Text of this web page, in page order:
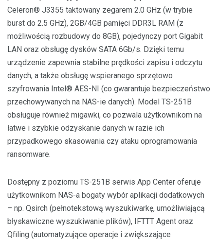
Celeron® J3355 taktowany zegarem 2.0 GHz (w trybie
burst do 2.5 GHz), 2GB/4GB pamięci DDR3L RAM (z
możliwością rozbudowy do 8GB), pojedynczy port Gigabit
LAN oraz obsługę dysków SATA 6Gb/s. Dzięki temu
urządzenie zapewnia stabilne prędkości zapisu i odczytu
danych, a także obsługę wspieranego sprzętowo
szyfrowania Intel® AES-NI (co gwarantuje bezpieczeństwo
przechowywanych na NAS-ie danych). Model TS-251B
obsługuje również migawki, co pozwala użytkownikom na
łatwe i szybkie odzyskanie danych w razie ich
przypadkowego skasowania czy ataku oprogramowania
ransomware.
Dostępny z poziomu TS-251B serwis App Center oferuje
użytkownikom NAS-a bogaty wybór aplikacji dodatkowych
– np. Qsirch (pełnotekstową wyszukiwarkę, umożliwiającą
błyskawiczne wyszukiwanie plików), IFTTT Agent oraz
Qfiling (automatyzujące operacje i zwiększające